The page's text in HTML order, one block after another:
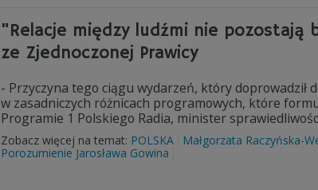
"Relacje między ludźmi nie pozostają
ze Zjednoczonej Prawicy
- Przyczyna tego ciągu wydarzeń, który doprowadził
w zasadniczych różnicach programowych, które
Programie 1 Polskiego Radia, minister
Zobacz więcej na temat: POLSKA Małgorzata Raczyńska-
Porozumienie Jarosława Gowina